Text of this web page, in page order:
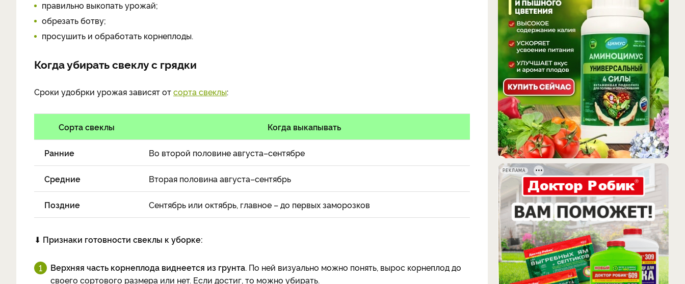
правильно выкопать урожай;
обрезать ботву;
просушить и обработать корнеплоды.
Когда убирать свеклу с грядки
Сроки удобрки урожая зависят отсорта свеклы:
Сорта свеклы Когда выкапывать
Ранние Во второй половине августа–сентябре
Средние Вторая половина августа–сентябрь
Поздние Сентябрь или октябрь, главное – до первых заморозков
⬇ Признаки готовности свеклы к уборке:
Верхняя часть корнеплода виднеется из грунта. По ней визуально можно понять, вырос корнеплод до
своего сортового размера или нет. Если достиг, то можно убирать.
РЕКЛАМА